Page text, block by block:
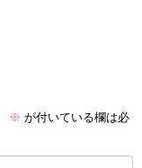
※ が付いている欄は必